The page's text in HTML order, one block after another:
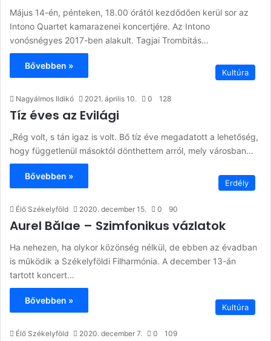
Május 14-én, pénteken, 18.00 órától kezdődően kerül sor az
Intono Quartet kamarazenei koncertjére. Az Intono
vonósnégyes 2017-ben alakult. Tagjai Trombitás…
Bővebben »
Kultúra
Nagyálmos Ildikó 2021. április 10. 0 128
Tíz éves az Evilági
„Rég volt, s tán igaz is volt. Bő tíz éve megadatott a lehetőség,
hogy függetlenül másoktól dönthettem arról, mely városban…
Bővebben »
Erdély
Élő Székelyföld 2020. december 15. 0 90
Aurel Bălae – Szimfonikus vázlatok
Ha nehezen, ha olykor közönség nélkül, de ebben az évadban
is működik a Székelyföldi Filharmónia. A december 13-án
tartott koncert…
Bővebben »
Kultúra
Élő Székelyföld 2020. december 7. 0 109